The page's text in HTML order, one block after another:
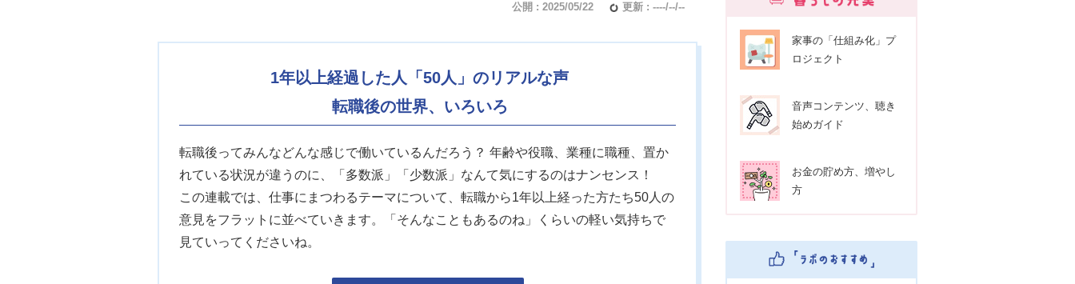
公開 : 2025/05/22 更新 : ----/--/--
1年以上経過した人「50人」のリアルな声
転職後の世界、いろいろ
転職後ってみんなどんな感じで働いているんだろう？ 年齢や役職、業種に職種、置か
れている状況が違うのに、「多数派」「少数派」なんて気にするのはナンセンス！
この連載では、仕事にまつわるテーマについて、転職から1年以上経った方たち50人の
意見をフラットに並べていきます。「そんなこともあるのね」くらいの軽い気持ちで
見ていってくださいね。
家事の「仕組み化」プ
ロジェクト
音声コンテンツ、聴き
始めガイド
お金の貯め方、増やし
方